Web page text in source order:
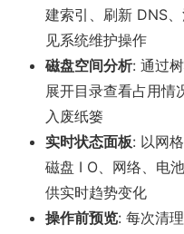
建索引、刷新 DNS
见系统维护操作
磁盘空间分析: 通过
展开目录查看占用情
入废纸篓
实时状态面板: 以网
磁盘 I O、网络、电
供实时趋势变化
操作前预览: 每次清